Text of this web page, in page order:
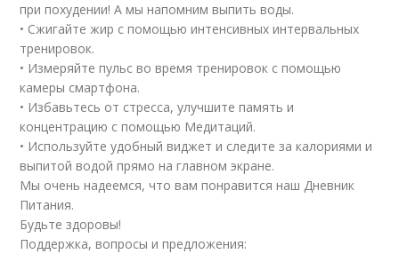
при похудении! А мы напомним выпить воды.
• Сжигайте жир с помощью интенсивных интервальных
тренировок.
• Измеряйте пульс во время тренировок с помощью
камеры смартфона.
• Избавьтесь от стресса, улучшите память и
концентрацию с помощью Медитаций.
• Используйте удобный виджет и следите за калориями и
выпитой водой прямо на главном экране.
Мы очень надеемся, что вам понравится наш Дневник
Питания.
Будьте здоровы!
Поддержка, вопросы и предложения: